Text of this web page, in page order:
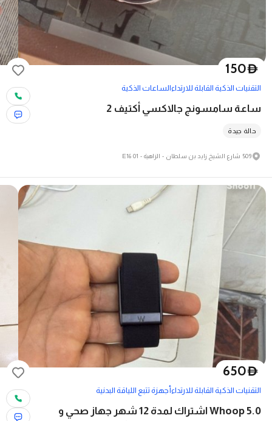
D
150
التقنيات الذكية القابلة للارتداءالساعات الذكية
ساعة سامسونج جالاكسي أكتيف 2
حالة جيدة
509 شارع الشيخ زايد بن سلطان - الزاهية - E16 01
D
650
التقنيات الذكية القابلة للارتداءأجهزة تتبع اللياقة البدنية
Whoop 5.0 اشتراك لمدة 12 شهر جهاز صحي و